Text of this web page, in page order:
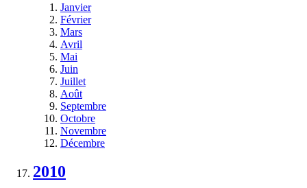
Janvier
Février
Mars
Avril
Mai
Juin
Juillet
Août
Septembre
Octobre
Novembre
Décembre
2010